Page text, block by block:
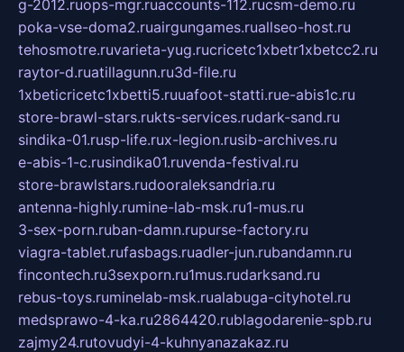
g-2012.ruops-mgr.ruaccounts-112.rucsm-demo.ru
poka-vse-doma2.ruairgungames.ruallseo-host.ru
tehosmotre.ruvarieta-yug.rucricetc1xbetr1xbetcc2.ru
raytor-d.ruatillagunn.ru3d-file.ru
1xbeticricetc1xbetti5.ruuafoot-statti.rue-abis1c.ru
store-brawl-stars.rukts-services.rudark-sand.ru
sindika-01.rusp-life.rux-legion.rusib-archives.ru
e-abis-1-c.rusindika01.ruvenda-festival.ru
store-brawlstars.rudooraleksandria.ru
antenna-highly.rumine-lab-msk.ru1-mus.ru
3-sex-porn.ruban-damn.rupurse-factory.ru
viagra-tablet.rufasbags.ruadler-jun.rubandamn.ru
fincontech.ru3sexporn.ru1mus.rudarksand.ru
rebus-toys.ruminelab-msk.rualabuga-cityhotel.ru
medsprawo-4-ka.ru2864420.rublagodarenie-spb.ru
zajmy24.rutovudyi-4-kuhnyanazakaz.ru